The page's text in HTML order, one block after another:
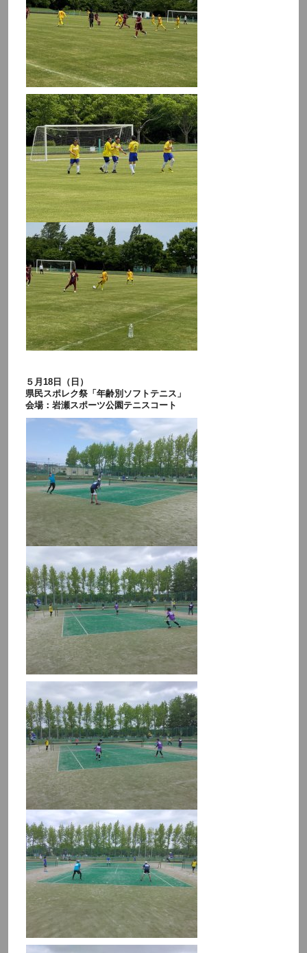
５月18日（日）
県民スポレク祭「年齢別ソフトテニス」
会場：岩瀬スポーツ公園テニスコート